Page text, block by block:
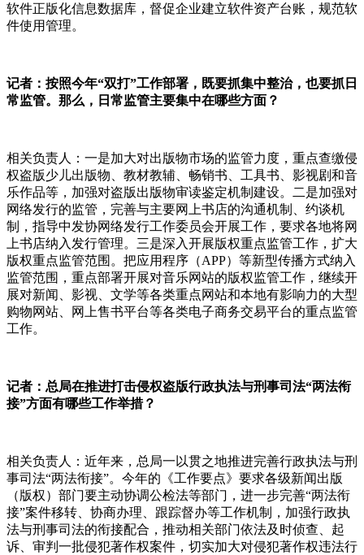
软件正版化信息数据库，督促企业建立软件资产台账，规范软
件使用管理。
记者：按照今年“双打”工作部署，既要抓集中整治，也要抓日
常监管。那么，日常监管主要集中在哪些方面？
相关负责人：一是加大对出版物市场的监管力度，重点查缴侵
权盗版少儿出版物、教材教辅、畅销书、工具书、影视剧和音
乐作品等，加强对盗版出版物审读鉴定机制建设。二是加强对
网络发行的监管，完善与主要网上书店的沟通机制、约谈机
制，指导中发协网络发行工作委员会开展工作，要求各地将网
上书店纳入发行管理。三是深入开展版权重点监管工作，扩大
版权重点监管范围。把应用程序（APP）等新型传播方式纳入
监管范围，重点部署开展对音乐网站的版权监管工作，继续开
展对新闻、影视、文学等各类重点网站和本地有影响力的大型
购物网站、网上售书平台等各类电子商务交易平台的重点监管
工作。
记者：总局在推进打击侵权盗版行政执法与刑事司法“两法衔
接”方面有哪些工作举措？
相关负责人：近年来，总局一以贯之地推进完善行政执法与刑
事司法“两法衔接”。今年的《工作要点》要求各级新闻出版
（版权）部门要主动协调公检法等部门，进一步完善“两法衔
接”案件移转、协商办理、跟踪督办等工作机制，加强行政执
法与刑事司法的衔接配合，推动相关部门依法及时侦查、起
诉、审判一批侵犯著作权案件，切实加大对侵犯著作权违法行